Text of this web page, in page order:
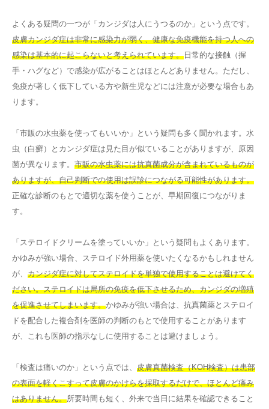
よくある疑問の一つが「カンジダは人にうつるのか」という点です。
皮膚カンジダ症は非常に感染力が弱く、健康な免疫機能を持つ人への
感染は基本的に起こらないと考えられています。 日常的な接触（握
手・ハグなど）で感染が広がることはほとんどありません。ただし、
免疫が著しく低下している方や新生児などには注意が必要な場合もあ
ります。
「市販の水虫薬を使ってもいいか」という疑問も多く聞かれます。水
虫（白癬）とカンジダ症は見た目が似ていることがありますが、原因
菌が異なります。 市販の水虫薬には抗真菌成分が含まれているものが
ありますが、自己判断での使用は誤診につながる可能性があります。
正確な診断のもとで適切な薬を使うことが、早期回復につながりま
す。
「ステロイドクリームを塗っていいか」という疑問もよくあります。
かゆみが強い場合、ステロイド外用薬を使いたくなるかもしれません
が、 カンジダ症に対してステロイドを単独で使用することは避けてく
ださい。ステロイドは局所の免疫を低下させるため、カンジダの増殖
を促進させてしまいます。かゆみが強い場合は、抗真菌薬とステロイ
ドを配合した複合剤を医師の判断のもとで使用することがあります
が、これも医師の指示なしに使用することは避けましょう。
「検査は痛いのか」という点では、 皮膚真菌検査（KOH検査）は患部
の表面を軽くこすって皮膚のかけらを採取するだけで、ほとんど痛み
はありません。所要時間も短く、外来で当日に結果を確認できること